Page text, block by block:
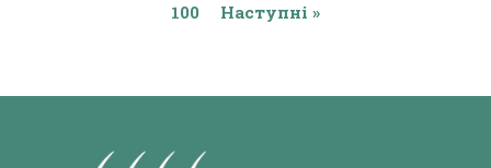
100 Наступні »